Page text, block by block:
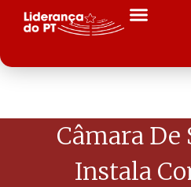
Câmara De
Instala